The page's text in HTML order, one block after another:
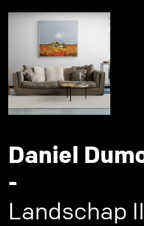
Daniel
-
Landschap II